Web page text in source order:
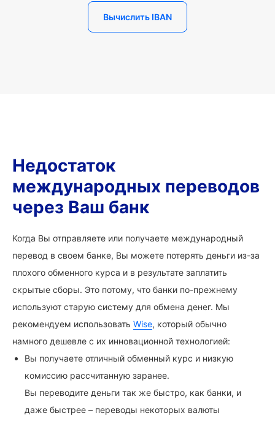
Вычислить IBAN
Недостаток
международных переводов
через Ваш банк
Когда Вы отправляете или получаете международный
перевод в своем банке, Вы можете потерять деньги из-за
плохого обменного курса и в результате заплатить
скрытые сборы. Это потому, что банки по-прежнему
используют старую систему для обмена денег. Мы
рекомендуем использовать Wise, который обычно
намного дешевле с их инновационной технологией:
Вы получаете отличный обменный курс и низкую
комиссию рассчитанную заранее.
Вы переводите деньги так же быстро, как банки, и
даже быстрее – переводы некоторых валюты